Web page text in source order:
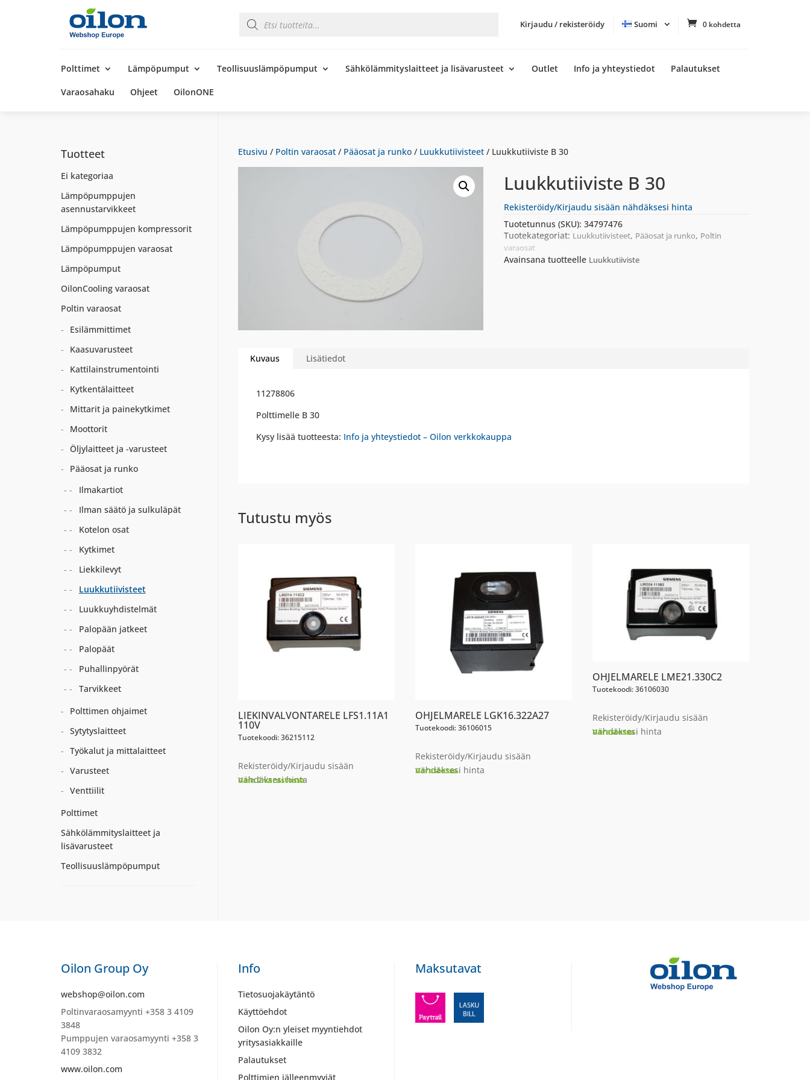
Kirjaudu / rekisteröidy Suomi 0 kohdetta
search
Polttimet Lämpöpumput Teollisuuslämpöpumput Sähkölämmityslaitteet ja lisävarusteet Outlet Info ja yhteystiedot Palautukset
Varaosahaku Ohjeet OilonONE
Etusivu / Poltin varaosat/ Pääosat ja runko/ Luukkutiivisteet/ Luukkutiiviste B 30
Luukkutiiviste B 30
Rekisteröidy/Kirjaudu sisään nähdäksesi hinta
Tuotetunnus (SKU):34797476
Tuotekategoriat: Luukkutiivisteet, Pääosat ja runko, Poltin
varaosat
Avainsana tuotteelle Luukkutiiviste
Kuvaus Lisätiedot
11278806
Polttimelle B 30
Kysy lisää tuotteesta: Info ja yhteystiedot – Oilon verkkokauppa
Tutustu myös
LIEKINVALVONTARELE LFS1.11A1
110V
Tuotekoodi: 36215112
Rekisteröidy/Kirjaudu sisään
nähdäksesi hinta
Vain 2 varastossa
OHJELMARELE LGK16.322A27
Tuotekoodi: 36106015
Rekisteröidy/Kirjaudu sisään
nähdäksesi hinta
Varastossa
OHJELMARELE LME21.330C2
Tuotekoodi: 36106030
Rekisteröidy/Kirjaudu sisään
nähdäksesi hinta
Varastossa
Tuotteet
Ei kategoriaa
Lämpöpumppujen
asennustarvikkeet
Lämpöpumppujen kompressorit
Lämpöpumppujen varaosat
Lämpöpumput
OilonCooling varaosat
Poltin varaosat
Esilämmittimet
Kaasuvarusteet
Kattilainstrumentointi
Kytkentälaitteet
Mittarit ja painekytkimet
Moottorit
Öljylaitteet ja -varusteet
Pääosat ja runko
Ilmakartiot
Ilman säätö ja sulkuläpät
Kotelon osat
Kytkimet
Liekkilevyt
Luukkutiivisteet
Luukkuyhdistelmät
Palopään jatkeet
Palopäät
Puhallinpyörät
Tarvikkeet
Polttimen ohjaimet
Sytytyslaitteet
Työkalut ja mittalaitteet
Varusteet
Venttiilit
Polttimet
Sähkölämmityslaitteet ja
lisävarusteet
Teollisuuslämpöpumput
Oilon Group Oy
webshop@oilon.com
Poltinvaraosamyynti +358 3 4109
3848
Pumppujen varaosamyynti +358 3
4109 3832
www.oilon.com
Info
Tietosuojakäytäntö
Käyttöehdot
Oilon Oy:n yleiset myyntiehdot
yritysasiakkaille
Palautukset
Polttimien jälleenmyyjät
Maksutavat